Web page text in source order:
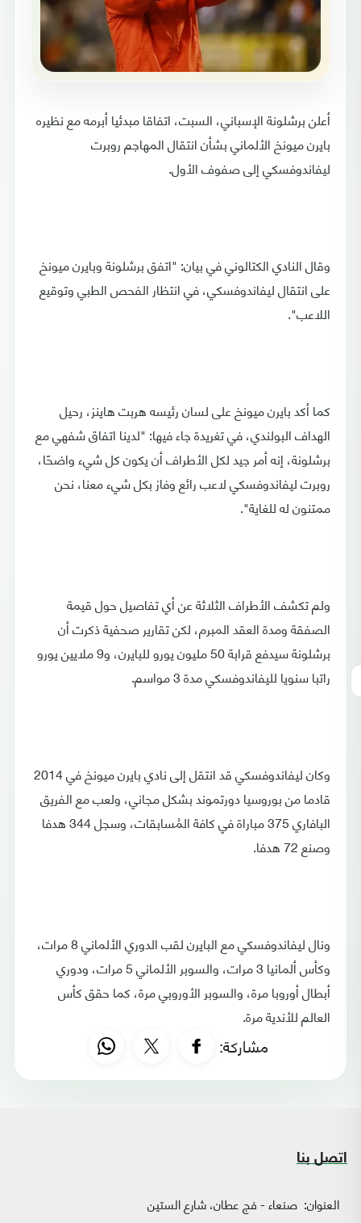
أعلن برشلونة الإسباني، السبت، اتفاقا مبدئيا أبرمه مع نظيره
بايرن ميونخ الألماني بشأن انتقال المهاجم روبرت
ليفاندوفسكي إلى صفوف الأول.
وقال النادي الكتالوني في بيان: "اتفق برشلونة وبايرن ميونخ
على انتقال ليفاندوفسكي، في انتظار الفحص الطبي وتوقيع
اللاعب".
كما أكد بايرن ميونخ على لسان رئيسه هربت هاينز، رحيل
الهداف البولندي، في تغريدة جاء فيها: "لدينا اتفاق شفهي مع
برشلونة، إنه أمر جيد لكل الأطراف أن يكون كل شيء واضحًا،
روبرت ليفاندوفسكي لاعب رائع وفاز بكل شيء معنا، نحن
ممتنون له للغاية".
ولم تكشف الأطراف الثلاثة عن أي تفاصيل حول قيمة
الصفقة ومدة العقد المبرم، لكن تقارير صحفية ذكرت أن
برشلونة سيدفع قرابة 50 مليون يورو للبايرن، و9 ملايين يورو
راتبا سنويا لليفاندوفسكي مدة 3 مواسم.
وكان ليفاندوفسكي قد انتقل إلى نادي بايرن ميونخ في 2014
قادما من بوروسيا دورتموند بشكل مجاني، ولعب مع الفريق
البافاري 375 مباراة في كافة المُسابقات، وسجل 344 هدفا
وصنع 72 هدفا.
ونال ليفاندوفسكي مع البايرن لقب الدوري الألماني 8 مرات،
وكأس ألمانيا 3 مرات، والسوبر الألماني 5 مرات، ودوري
أبطال أوروبا مرة، والسوبر الأوروبي مرة، كما حقق كأس
العالم للأندية مرة.​​​​​​​
مشاركة:
اتصل بنا
العنوان: صنعاء - فج عطان، شارع الستين